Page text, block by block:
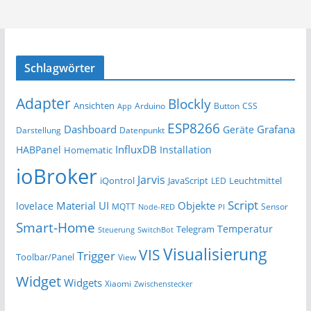
Schlagwörter
Adapter Ansichten App Arduino Blockly Button CSS
Darstellung Dashboard Datenpunkt ESP8266 Geräte Grafana
HABPanel Homematic InfluxDB Installation
ioBroker iQontrol Jarvis JavaScript LED Leuchtmittel
lovelace Material UI MQTT Node-RED Objekte PI Script Sensor
Smart-Home Steuerung SwitchBot Telegram Temperatur
Toolbar/Panel Trigger View VISVisualisierung
Widget Widgets Xiaomi Zwischenstecker